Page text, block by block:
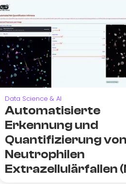
Data Science & AI
Automatisierte
Erkennung und
Quantifizierung von
Neutrophilen
Extrazellulärfallen